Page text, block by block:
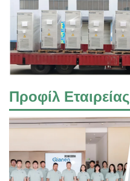
Προφίλ Εταιρείας